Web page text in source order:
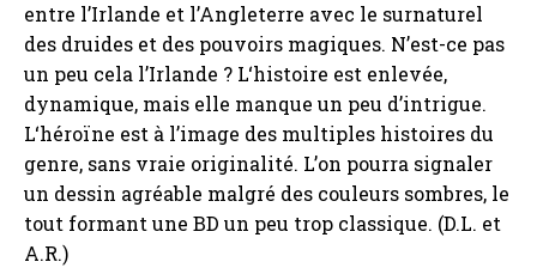
entre l’Irlande et l’Angleterre avec le surnaturel
des druides et des pouvoirs magiques. N’est-ce pas
un peu cela l’Irlande ? L‘histoire est enlevée,
dynamique, mais elle manque un peu d’intrigue.
L‘héroïne est à l’image des multiples histoires du
genre, sans vraie originalité. L’on pourra signaler
un dessin agréable malgré des couleurs sombres, le
tout formant une BD un peu trop classique. (D.L. et
A.R.)